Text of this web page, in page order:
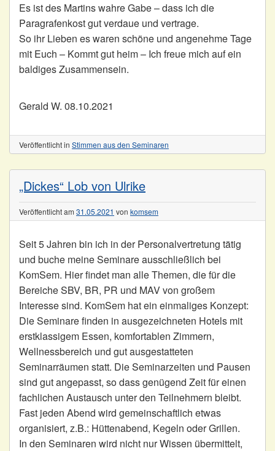
Es ist des Martins wahre Gabe – dass ich die
Paragrafenkost gut verdaue und vertrage.
So ihr Lieben es waren schöne und angenehme Tage
mit Euch – Kommt gut heim – Ich freue mich auf ein
baldiges Zusammensein.
Gerald W. 08.10.2021
Veröffentlicht in Stimmen aus den Seminaren
„Dickes“ Lob von Ulrike
Veröffentlicht am 31.05.2021 von komsem
Seit 5 Jahren bin ich in der Personalvertretung tätig
und buche meine Seminare ausschließlich bei
KomSem. Hier findet man alle Themen, die für die
Bereiche SBV, BR, PR und MAV von großem
Interesse sind. KomSem hat ein einmaliges Konzept:
Die Seminare finden in ausgezeichneten Hotels mit
erstklassigem Essen, komfortablen Zimmern,
Wellnessbereich und gut ausgestatteten
Seminarräumen statt. Die Seminarzeiten und Pausen
sind gut angepasst, so dass genügend Zeit für einen
fachlichen Austausch unter den Teilnehmern bleibt.
Fast jeden Abend wird gemeinschaftlich etwas
organisiert, z.B.: Hüttenabend, Kegeln oder Grillen.
In den Seminaren wird nicht nur Wissen übermittelt,